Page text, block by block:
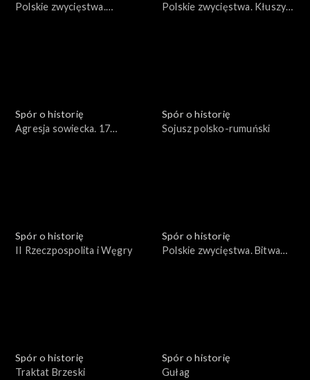
Polskie zwycięstwa.
Polskie zwycięstwa. Kłuszyn
Spór o historię
Agresja sowiecka. 17
Spór o historię
Sojusz polsko-rumuński
Spór o historię
II Rzeczpospolita i Węgry
Spór o historię
Polskie zwycięstwa. Bitwa
Spór o historię
Traktat Brzeski
Spór o historię
Gułag